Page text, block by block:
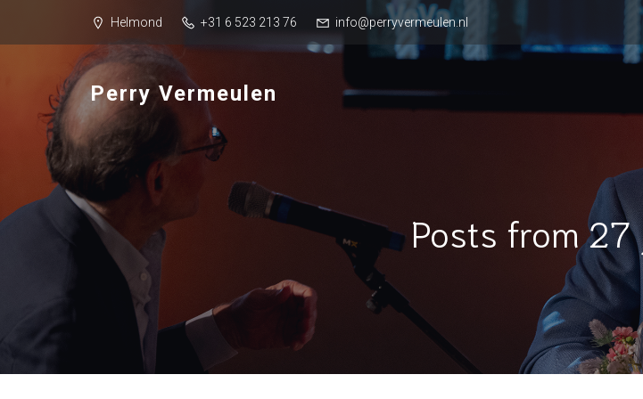
Helmond +31 6 523 213 76 info@perryvermeulen.nl
Perry Vermeulen
Posts from